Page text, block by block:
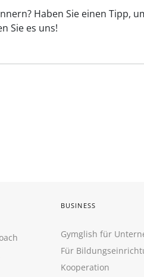
Haben Sie einen Tipp,
Sie es uns!
BUSINESS
Gymglish für
Für
Kooperation